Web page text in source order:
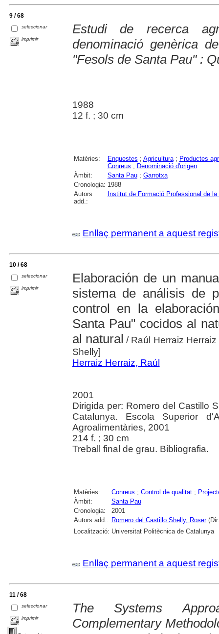
9 / 68
seleccionar
imprimir
Estudi de recerca
denominació genèrica
"Fesols de Santa Pau" :
1988
12 f. ; 30 cm
Matèries: Enquestes ; Agricultura; Productes
Conreus ; Denominació d'origen
Àmbit:
Santa Pau; Garrotxa
Cronologia: 1988
Autors
add.:
Institut de Formació Professional de la
Enllaç permanent a aquest
10 / 68
seleccionar
imprimir
Elaboración de un
sistema de análisis de
control en la
Santa Pau" cocidos al
al natural / Raúl Herraiz
Shelly]
Herraiz Herraiz, Raúl
2001
Dirigida per: Romero del Castillo
Catalunya. Escola Superior
Agroalimentàries, 2001
214 f. ; 30 cm
Treball final de grau. Bibliografia.
Matèries: Conreus ; Control de qualitat;
Àmbit:
Santa Pau
Cronologia:
2001
Autors add.: Romero del Castillo Shelly, Roser
Localització: Universitat Politècnica de Catalunya
Enllaç permanent a aquest
11 / 68
seleccionar
imprimir
The Systems
Complementary